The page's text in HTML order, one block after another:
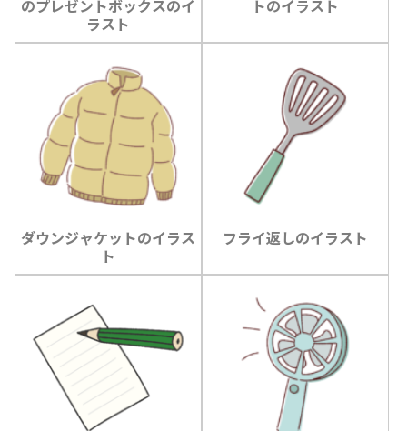
のプレゼントボックスのイ
ラスト
トのイラスト
ダウンジャケットのイラス
ト
フライ返しのイラスト